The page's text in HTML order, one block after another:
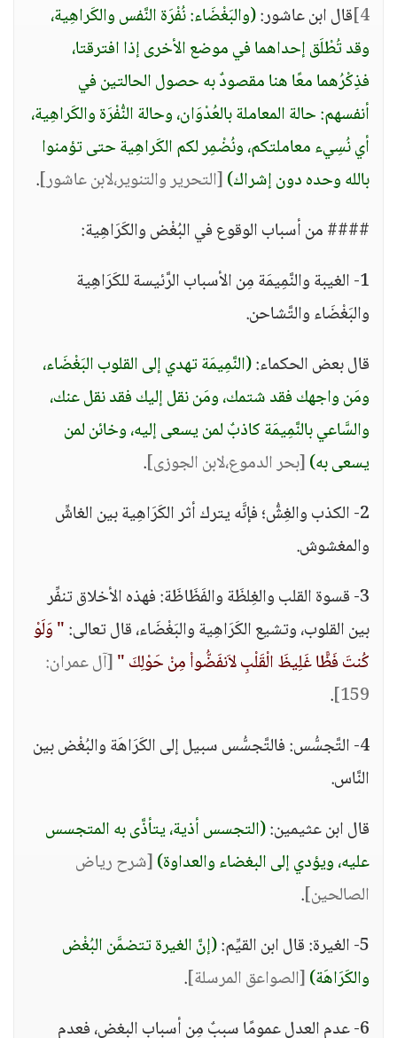
4] قال ابن عاشور:(والبَغْضَاء: نُفْرَة النَّفس والكَراهِية،
وقد تُطْلَق إحداهما في موضع الأخرى إذا افترقتا،
فذِكْرُهما معًا هنا مقصودٌ به حصول الحالتين في
أنفسهم: حالة المعاملة بالعُدْوَان، وحالة النُّفْرَة والكَراهِية،
أي نُسِيء معاملتكم، ونُضْمِر لكم الكَراهِية حتى تؤمنوا
بالله وحده دون إشراك)[التحرير والتنوير،لابن عاشور].
#### من أسباب الوقوع في البُغْض والكَرَاهِية:
1- الغيبة والنَّمِيمَة مِن الأسباب الرَّئيسة للكَرَاهِية
والبَغْضَاء والتَّشاحن.
قال بعض الحكماء:(النَّمِيمَة تهدي إلى القلوب البَغْضَاء،
ومَن واجهك فقد شتمك، ومَن نقل إليك فقد نقل عنك،
والسَّاعي بالنَّمِيمَة كاذبٌ لمن يسعى إليه، وخائن لمن
يسعى به)[بحر الدموع،لابن الجوزى].
2- الكذب والغِشُّ؛ فإنَّه يترك أثر الكَرَاهِية بين الغاشِّ
والمغشوش.
3- قسوة القلب والغِلظَة والفَظَاظَة: فهذه الأخلاق تنفِّر
بين القلوب، وتشيع الكَرَاهِية والبَغْضَاء، قال تعالى:" وَلَوْ
كُنتَ فَظًّا غَلِيظَ الْقَلْبِ لاَنفَضُّواْ مِنْ حَوْلِكَ "[آل عمران:
159]
.
4- التَّجسُّس: فالتَّجسُّس سبيل إلى الكَرَاهَة والبُغْض بين
النَّاس.
قال ابن عثيمين:(التجسس أذية، يتأذَّى به المتجسس
عليه، ويؤدي إلى البغضاء والعداوة)[شرح رياض
الصالحين].
5- الغيرة: قال ابن القيِّم:
(إنَّ الغيرة تتضمَّن البُغْض
والكَرَاهَة)[الصواعق المرسلة].
6- عدم العدل عمومًا سببٌ مِن أسباب البغض، فعدم